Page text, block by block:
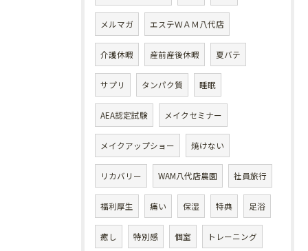
メルマガ エステＷＡＭ八代店
介護休暇 産前産後休暇 夏バテ
サプリ タンパク質 睡眠
AEA認定試験 メイクセミナー
メイクアップショー 焼けない
リカバリー WAM八代店農園 社員旅行
福利厚生 痛い 保湿 特典 足浴
癒し 特別感 個室 トレーニング